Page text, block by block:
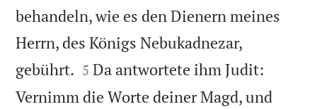
behandeln, wie es den Dienern meines
Herrn, des Königs Nebukadnezar,
gebührt. 

5 Da antwortete ihm Judit:
Vernimm die Worte deiner Magd, und